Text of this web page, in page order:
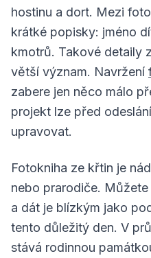
hostinu a dort. Mezi
krátké popisky: jméno
kmotrů. Takové detaily
větší význam. Navržení
zabere jen něco málo
projekt lze před
upravovat.
Fotokniha ze křtin je
nebo prarodiče.
a dát je blízkým jako
tento důležitý den. V
stává rodinnou